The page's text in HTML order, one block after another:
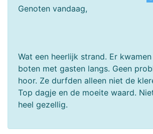
Genoten vandaag,
Wat een heerlijk strand. Er
boten met gasten langs. Geen
hoor. Ze durfden alleen niet de
Top dagje en de moeite waard.
heel gezellig.